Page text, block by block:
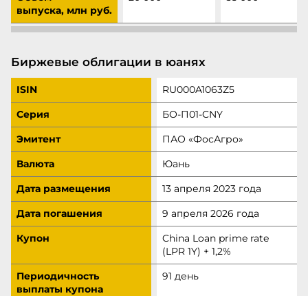
выпуска, млн руб.
Биржевые облигации в юанях
ISIN
RU000A1063Z5
Серия
БО‑П01‑CNY
Эмитент
ПАО «ФосАгро»
Валюта
Юань
Дата размещения
13 апреля 2023 года
Дата погашения
9 апреля 2026 года
Купон
China Loan prime rate
(LPR 1Y) + 1,2%
Периодичность
выплаты купона
91 день